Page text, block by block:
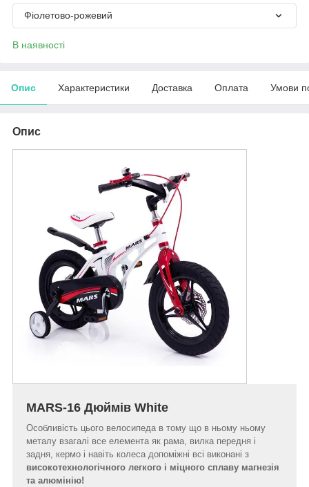
Фіолетово-рожевий
В наявності
Опис Характеристики Доставка Оплата Умови
Опис
MARS-16 Дюймів White
Особливість цього велосипеда в тому що в ньому ньому
металу взагалі все елемента як рама, вилка передня і
задня, кермо і навіть колеса допоміжні всі виконані з
високотехнологічного легкого і міцного сплаву магнезія
та алюмінію!